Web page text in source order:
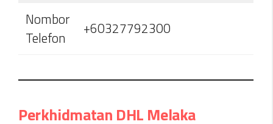
Nombor
Telefon
+60327792300
Perkhidmatan DHL Melaka